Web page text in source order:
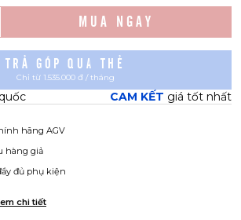
nằm ở tính linh hoạt của nó.
để mang lại hiệu suất tốt nhất trong mọi
hợp, có thể thao tác thuận tiện khi đeo
khi trời quá sáng và không chặn lỗ thông
ở tư thế nghỉ ngơi.
ngay cả trong những ngày ẩm ướt và
lệch nhiệt độ giữa môi trường và
hiểm có thể khiến tấm che bị sương
cũng đảm bảo tầm nhìn ngang 190°,
MUA NGAY
TRẢ GÓP QUA THẺ
Chỉ từ 1.535.000 đ / tháng
CAM KẾT giá tốt nhất
hãng AGV
hàng giả
đủ phụ kiện
chi tiết